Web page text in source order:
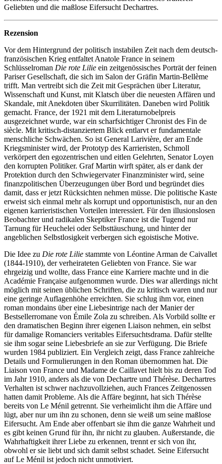
Geliebten und die maßlose Eifersucht Dechartres.
Rezension
Vor dem Hintergrund der politisch instabilen Zeit nach dem deutsch-
französischen Krieg entfaltet Anatole France in seinem
Schlüsselroman Die rote Lilie ein zeitgenössisches Porträt der feinen
Pariser Gesellschaft, die sich im Salon der Gräfin Martin-Bellème
trifft. Man vertreibt sich die Zeit mit Gesprächen über Literatur,
Wissenschaft und Kunst, mit Klatsch über die neuesten Affären und
Skandale, mit Anekdoten über Skurrilitäten. Daneben wird Politik
gemacht. France, der 1921 mit dem Literaturnobelpreis
ausgezeichnet wurde, war ein scharfsichtiger Chronist des Fin de
siècle. Mit kritisch-distanziertem Blick entlarvt er fundamentale
menschliche Schwächen. So ist General Larivière, der am Ende
Kriegsminister wird, der Prototyp des Karrieristen, Schmoll
verkörpert den egozentrischen und eitlen Gelehrten, Senator Loyen
den korrupten Politiker. Graf Martin wirft später, als er dank der
Protektion durch den Schwiegervater Finanzminister wird, seine
finanzpolitischen Überzeugungen über Bord und begründet dies
damit, dass er jetzt Rücksichten nehmen müsse. Die politische Kaste
erweist sich einmal mehr als korrupt und opportunistisch, nur an den
eigenen karrieristischen Vorteilen interessiert. Für den illusionslosen
Beobachter und radikalen Skeptiker France ist die Tugend nur
Tarnung für Heuchelei oder Selbsttäuschung, und hinter der
angeblichen Selbstlosigkeit verbergen sich egoistische Motive.
Die Idee zu Die rote Lilie stammte von Léontine Arman de Caivallet
(1844-1910), der verheirateten Geliebten von France. Sie war
ehrgeizig und wollte, dass France eine Karriere machte und in die
Académie Française aufgenommen wurde. Dies war allerdings nicht
möglich mit seinen üblichen Schriften, die zu kritisch waren und nur
eine geringe Auflagenhöhe erreichten. Sie schlug ihm vor, einen
roman mondains über eine Liebesintrige nach der Manier der
Bestsellerromane von Émile Zola zu schreiben. Als Vorbild sollte er
den dramatischen Beginn ihrer eigenen Liaison nehmen, ein selbst
für damalige Romanciers veritables Eifersuchtsdrama. Dafür stellte
sie ihm sogar seine Liebesbriefe an sie zur Verfügung. Die Briefe
wurden 1984 publiziert. Ein Vergleich zeigt, dass France zahlreiche
Details und Formulierungen in den Roman übernommen hat. Die
Liaison von France und Madame de Caillavet hielt bis zu deren Tod
im Jahr 1910, anders als die von Dechartre und Thérèse. Dechartres
Verhalten ist schwer nachzuvollziehen, auch Frances Zeitgenossen
hatten damit Probleme. Als die Affäre beginnt, hat sich Thérèse
bereits von Le Ménil getrennt. Sie verheimlicht ihm die Affäre und
lügt, aber nur um ihn zu schonen, denn sie weiß um seine maßlose
Eifersucht. Am Ende aber offenbart sie ihm die ganze Wahrheit und
es gibt keinen Grund für ihn, ihr nicht zu glauben. Außerstande, die
Wahrhaftigkeit ihrer Liebe zu erkennen, trennt er sich von ihr,
obwohl er sie liebt und sich damit selbst schadet. Seine Eifersucht
auf Le Ménil ist jedoch nicht unmotiviert.